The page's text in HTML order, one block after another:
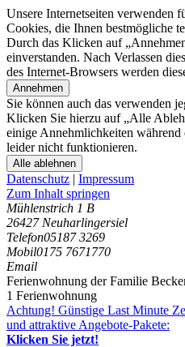
Unsere Internetseiten verwenden
Cookies, die Ihnen bestmögliche
Durch das Klicken auf
einverstanden. Nach Verlassen
des Internet-Browsers werden
Annehmen
Sie können auch das verwenden
Klicken Sie hierzu auf „Alle
einige Annehmlichkeiten während
leider nicht funktionieren.
Alle ablehnen
Datenschutz | Impressum
Zum Inhalt springen
Mühlenstrich 1 B
26427 Neuharlingersiel
Telefon05187 3269
Mobil0175 7671770
Email
Ferienwohnung der Familie
1 Ferienwohnung
Achtung! Günstige Last Minute
und attraktive Angebote-Pakete:
Klicken Sie jetzt!